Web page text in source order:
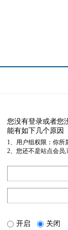
您没有登录或者您
能有如下几个原因
1、用户组权限：你所
2、您还不是站点会员
开启 关闭